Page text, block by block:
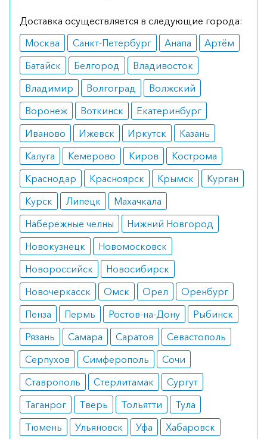
Доставка осуществляется в следующие города:
Москва
Санкт-Петербург Анапа
Артём
Батайск
Белгород
Владивосток
Владимир
Волгоград
Волжский
Воронеж
Воткинск
Екатеринбург
Иваново
Ижевск Иркутск
Казань
Калуга
Кемерово Киров
Кострома
Краснодар
Красноярск Крымск
Курган
Курск
Липецк
Махачкала
Набережные челны
Нижний Новгород
Новокузнецк
Новомосковск
Новороссийск
Новосибирск
Новочеркасск
Омск Орел
Оренбург
Пенза
Пермь Ростов-на-Дону
Рыбинск
Рязань
Самара Саратов
Севастополь
Серпухов
Симферополь
Сочи
Ставрополь
Стерлитамак
Сургут
Таганрог
Тверь Тольятти
Тула
Тюмень
Ульяновск Уфа Хабаровск